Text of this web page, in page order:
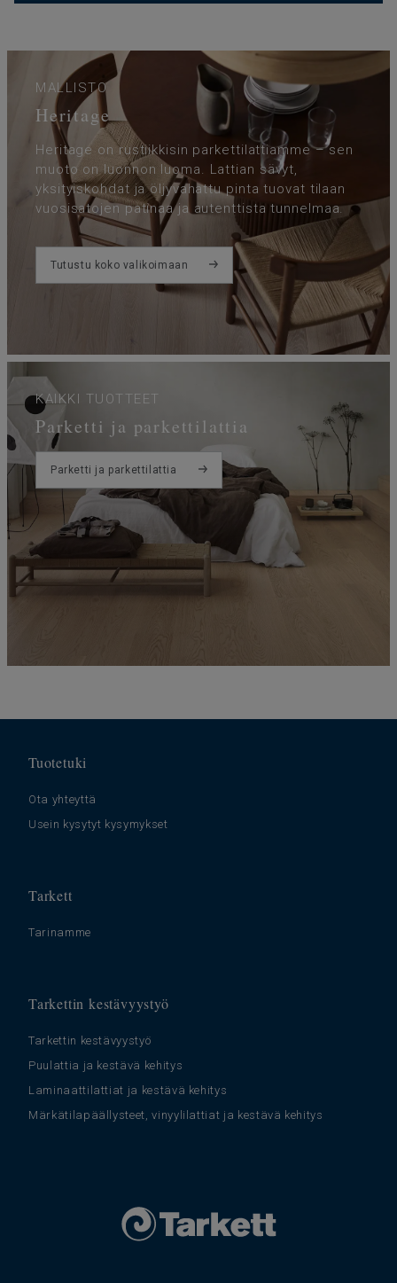
MALLISTO
Heritage
Heritage on rustiikkisin parkettilattiamme – sen
muoto on luonnon luoma. Lattian sävyt,
yksityiskohdat ja öljyvahattu pinta tuovat tilaan
vuosisatojen patinaa ja autenttista tunnelmaa.
Tutustu koko valikoimaan
KAIKKI TUOTTEET
Parketti ja parkettilattia
Parketti ja parkettilattia
Tuotetuki
Ota yhteyttä
Usein kysytyt kysymykset
Tarkett
Tarinamme
Tarkettin kestävyystyö
Tarkettin kestävyystyö
Puulattia ja kestävä kehitys
Laminaattilattiat ja kestävä kehitys
Märkätilapäällysteet, vinyylilattiat ja kestävä kehitys